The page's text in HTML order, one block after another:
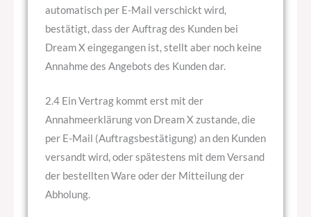
automatisch per E-Mail verschickt wird,
bestätigt, dass der Auftrag des Kunden bei
Dream X eingegangen ist, stellt aber noch keine
Annahme des Angebots des Kunden dar.
2.4 Ein Vertrag kommt erst mit der
Annahmeerklärung von Dream X zustande, die
per E-Mail (Auftragsbestätigung) an den Kunden
versandt wird, oder spätestens mit dem Versand
der bestellten Ware oder der Mitteilung der
Abholung.